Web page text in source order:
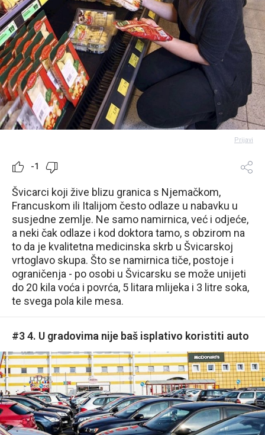
Prijavi
-1
Švicarci koji žive blizu granica s Njemačkom,
Francuskom ili Italijom često odlaze u nabavku u
susjedne zemlje. Ne samo namirnica, već i odjeće,
a neki čak odlaze i kod doktora tamo, s obzirom na
to da je kvalitetna medicinska skrb u Švicarskoj
vrtoglavo skupa. Što se namirnica tiče, postoje i
ograničenja - po osobi u Švicarsku se može unijeti
do 20 kila voća i povrća, 5 litara mlijeka i 3 litre soka,
te svega pola kile mesa.
#3 4. U gradovima nije baš isplativo koristiti auto